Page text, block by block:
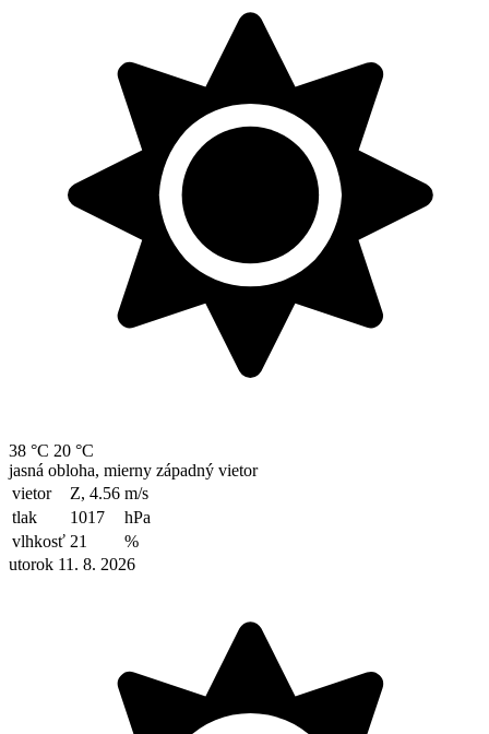
38 °C 20 °C
jasná obloha, mierny západný vietor
vietor
Z, 4.56 m/s
tlak
1017
hPa
vlhkosť 21
%
utorok 11. 8. 2026